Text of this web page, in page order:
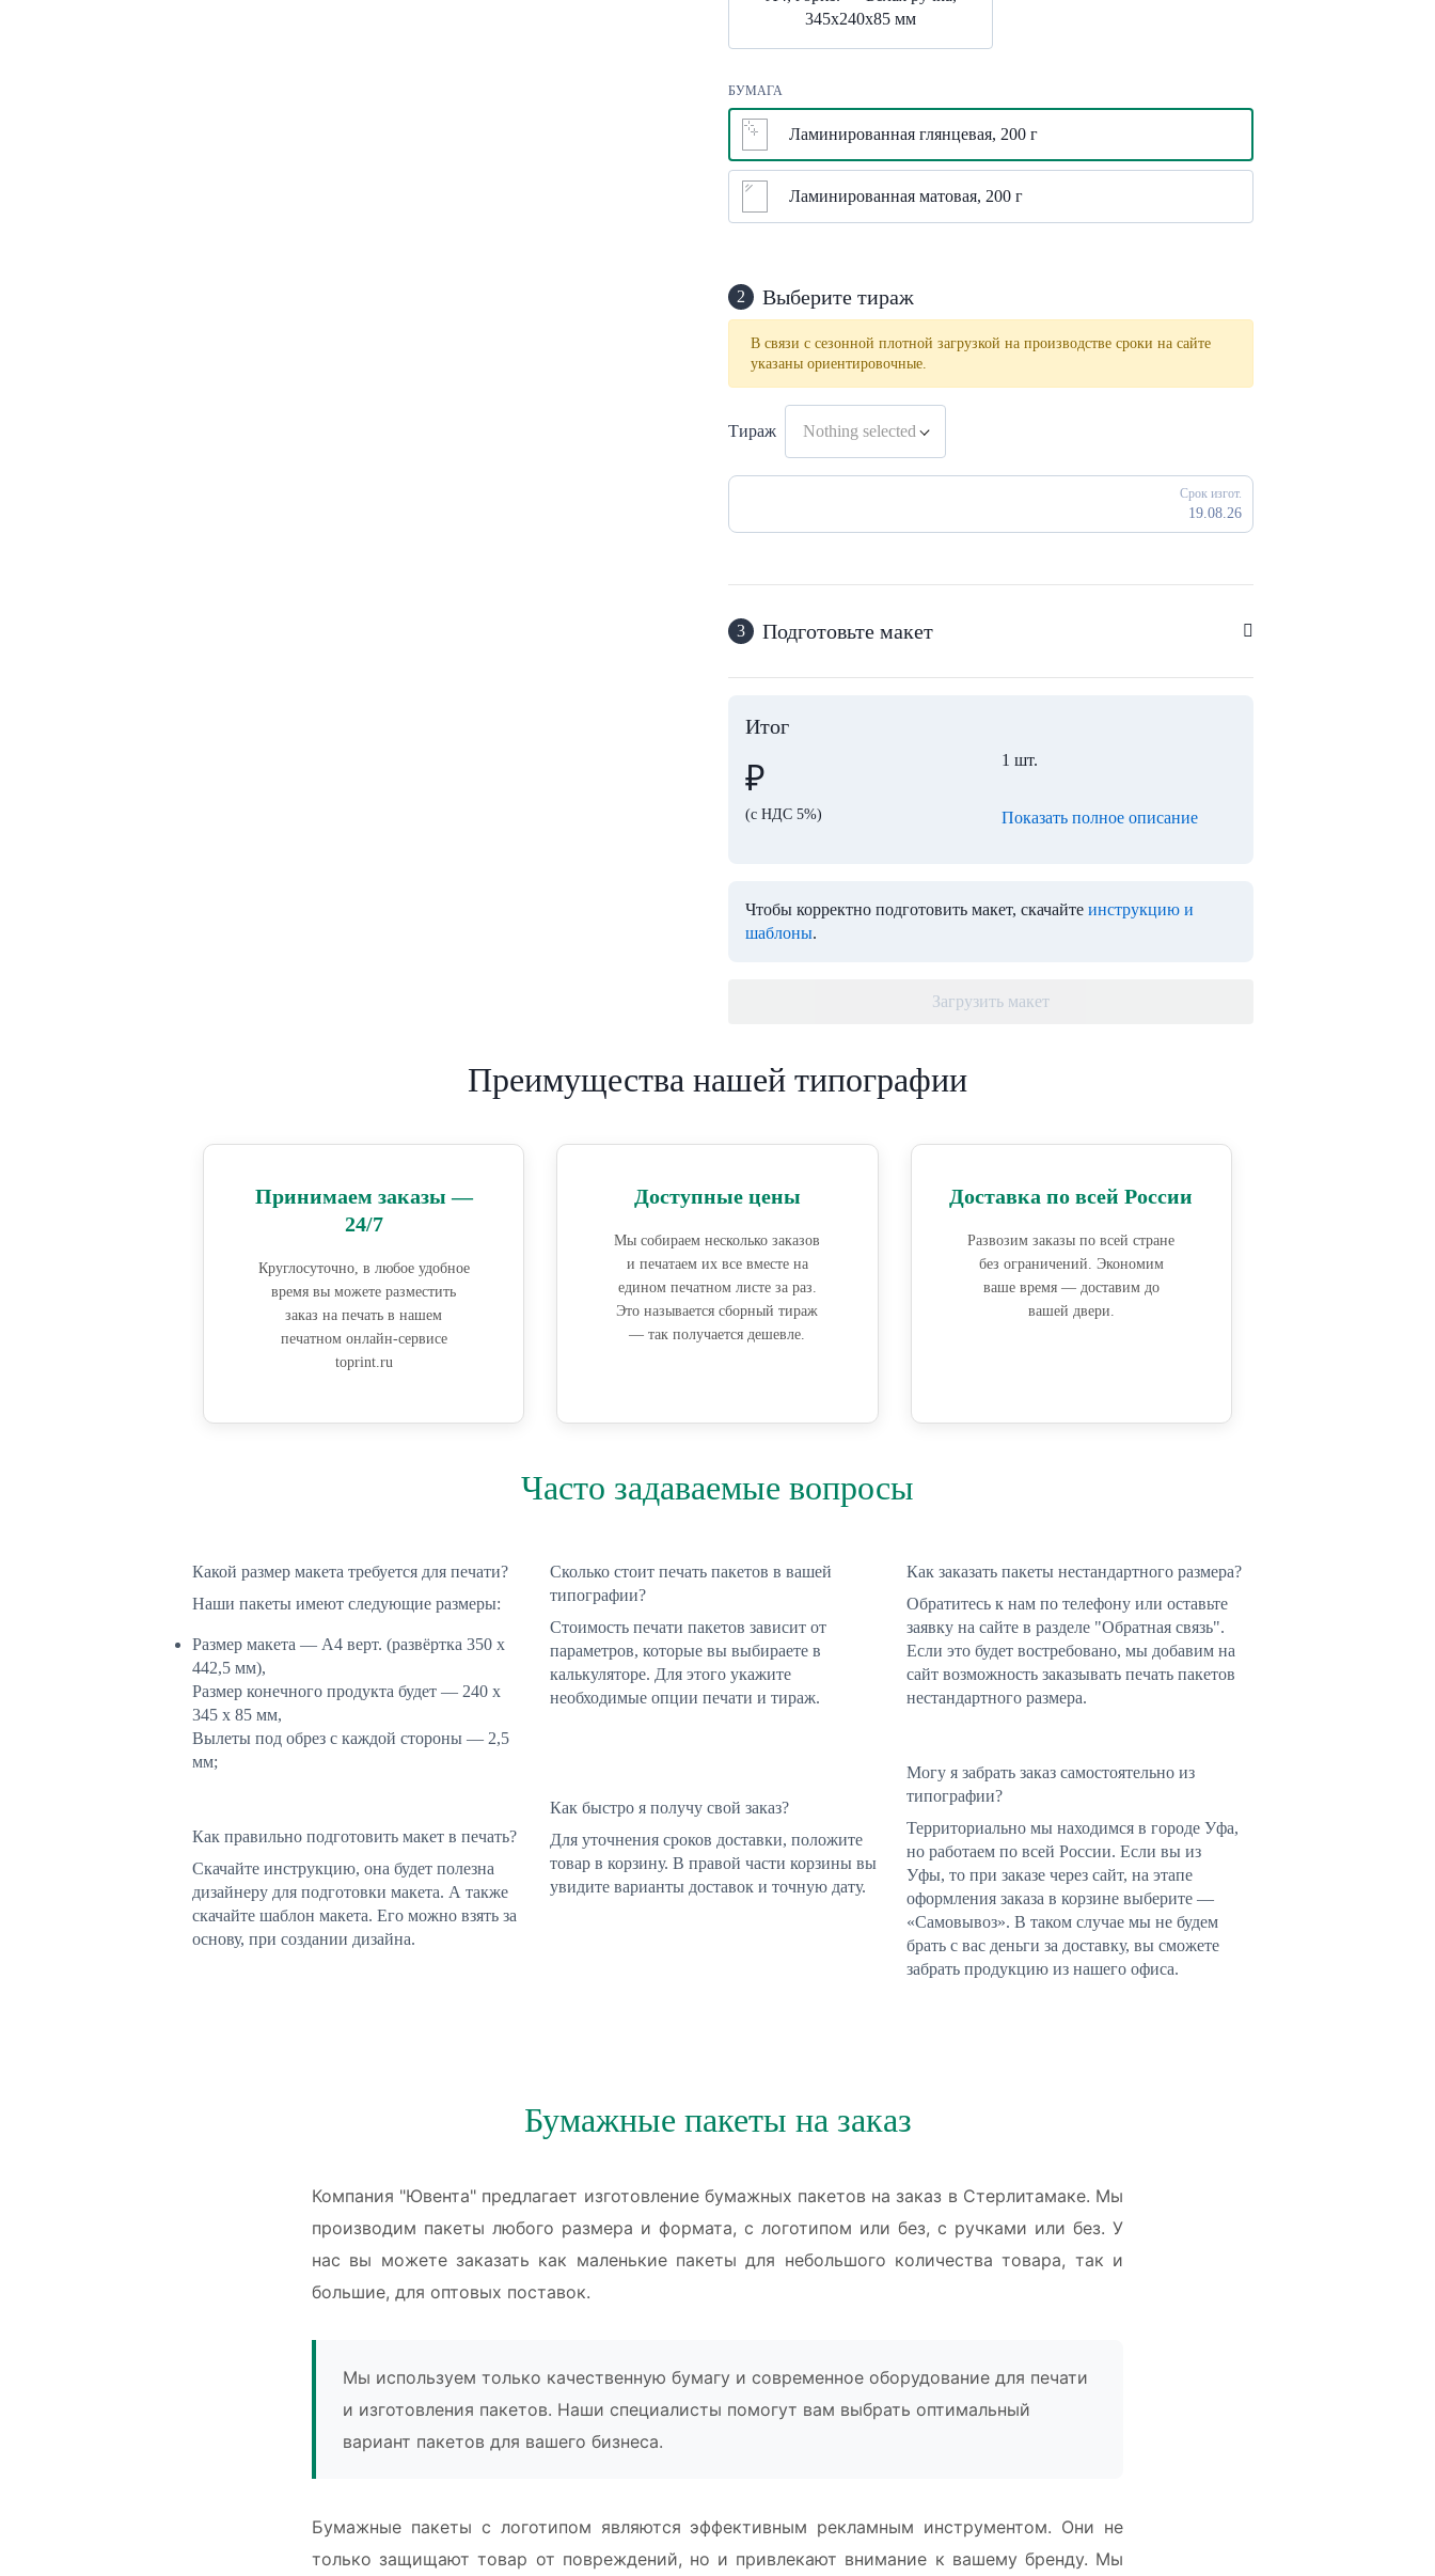
345х240х85 мм
БУМАГА
Ламинированная глянцевая, 200 г
Ламинированная матовая, 200 г
2 Выберите тираж
В связи с сезонной плотной загрузкой на производстве сроки на сайте
указаны ориентировочные.
Тираж Nothing selected
Срок изгот.
19.08.26
3 Подготовьте макет
Итог
₽
(с НДС 5%)
1 шт.
Показать полное описание
Чтобы корректно подготовить макет, скачайте инструкцию и
шаблоны.
Загрузить макет
Преимущества нашей типографии
Принимаем заказы —
24/7
Круглосуточно, в любое удобное
время вы можете разместить
заказ на печать в нашем
печатном онлайн-сервисе
toprint.ru
Доступные цены
Мы собираем несколько заказов
и печатаем их все вместе на
едином печатном листе за раз.
Это называется сборный тираж
— так получается дешевле.
Доставка по всей России
Развозим заказы по всей стране
без ограничений. Экономим
ваше время — доставим до
вашей двери.
Часто задаваемые вопросы
Какой размер макета требуется для печати?
Наши пакеты имеют следующие размеры:
Размер макета — А4 верт. (развёртка 350 х
442,5 мм),
Размер конечного продукта будет — 240 х
345 х 85 мм,
Вылеты под обрез с каждой стороны — 2,5
мм;
Как правильно подготовить макет в печать?
Скачайте инструкцию, она будет полезна
дизайнеру для подготовки макета. А также
скачайте шаблон макета. Его можно взять за
основу, при создании дизайна.
Сколько стоит печать пакетов в вашей
типографии?
Стоимость печати пакетов зависит от
параметров, которые вы выбираете в
калькуляторе. Для этого укажите
необходимые опции печати и тираж.
Как быстро я получу свой заказ?
Для уточнения сроков доставки, положите
товар в корзину. В правой части корзины вы
увидите варианты доставок и точную дату.
Как заказать пакеты нестандартного размера?
Обратитесь к нам по телефону или оставьте
заявку на сайте в разделе "Обратная связь".
Если это будет востребовано, мы добавим на
сайт возможность заказывать печать пакетов
нестандартного размера.
Могу я забрать заказ самостоятельно из
типографии?
Территориально мы находимся в городе Уфа,
но работаем по всей России. Если вы из
Уфы, то при заказе через сайт, на этапе
оформления заказа в корзине выберите —
«Самовывоз». В таком случае мы не будем
брать с вас деньги за доставку, вы сможете
забрать продукцию из нашего офиса.
Бумажные пакеты на заказ
Компания "Ювента" предлагает изготовление бумажных пакетов на заказ в Стерлитамаке. Мы
производим пакеты любого размера и формата, с логотипом или без, с ручками или без. У
нас вы можете заказать как маленькие пакеты для небольшого количества товара, так и
большие, для оптовых поставок.
Мы используем только качественную бумагу и современное оборудование для печати
и изготовления пакетов. Наши специалисты помогут вам выбрать оптимальный
вариант пакетов для вашего бизнеса.
Бумажные пакеты с логотипом являются эффективным рекламным инструментом. Они не
только защищают товар от повреждений, но и привлекают внимание к вашему бренду. Мы